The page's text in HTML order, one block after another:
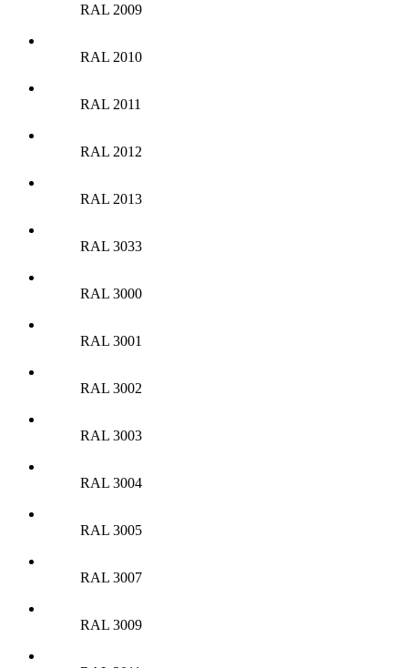
RAL 2009
RAL 2010
RAL 2011
RAL 2012
RAL 2013
RAL 3033
RAL 3000
RAL 3001
RAL 3002
RAL 3003
RAL 3004
RAL 3005
RAL 3007
RAL 3009